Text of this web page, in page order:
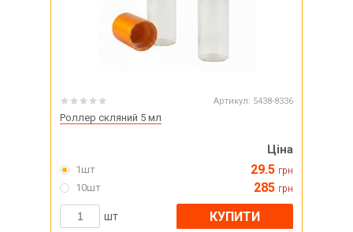
Артикул: 5438-8336
Роллер скляний 5 мл
Ціна
1шт 29.5 грн
10шт 285 грн
шт КУПИТИ